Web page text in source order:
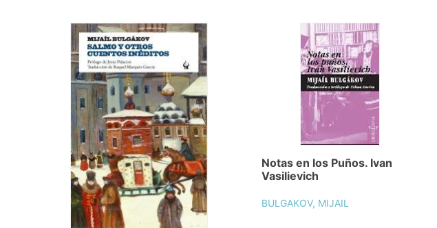
Notas en los Puños. Ivan
Vasilievich
BULGAKOV, MIJAIL